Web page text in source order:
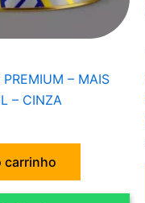
PREMIUM – MAIS
– CINZA
carrinho